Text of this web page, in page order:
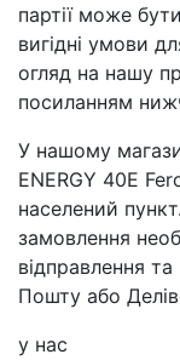
партії може
вигідні умови
огляд на нашу
посиланням
У нашому
ENERGY 40Е
населений
замовлення
відправлення
Пошту або
у нас